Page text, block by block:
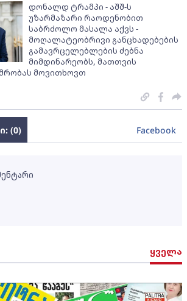
დონალდ ტრამპი - აშშ-ს
უზარმაზარი რაოდენობით
საბრძოლო მასალა აქვს -
მოღალატეობრივი განცხადებების
გამავრცელებლების ძებნა
მიმდინარეობს, მათთვის
მოვითხოვთ
ყველა
(0) Facebook